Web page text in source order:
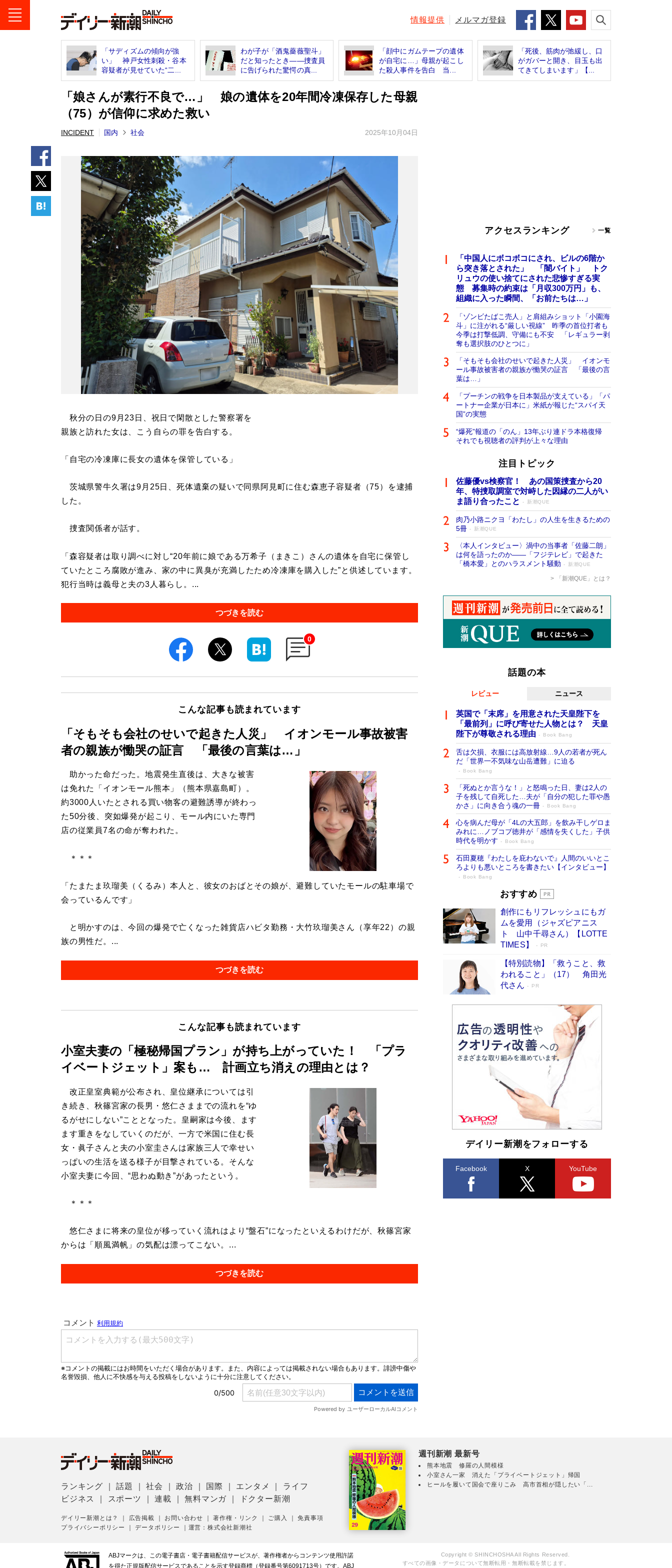
情報提供 メルマガ登録
「サディズムの傾向が強
い」 神戸女性刺殺・谷本
容疑者が見せていた“二...
わが子が「酒鬼薔薇聖斗」
だと知ったとき――捜査員
に告げられた驚愕の真...
「顔中にガムテープの遺体
が自宅に…」母親が起こし
た殺人事件を告白 当...
「死後、筋肉が弛緩し、口
がガバーと開き、目玉も出
てきてしまいます」【...
「娘さんが素行不良で…」 娘の遺体を20年間冷凍保存した母親
（75）が信仰に求めた救い
INCIDENT 国内 社会 2025年10月04日
秋分の日の9月23日、祝日で閑散とした警察署を
親族と訪れた女は、こう自らの罪を告白する。
「自宅の冷凍庫に長女の遺体を保管している」
茨城県警牛久署は9月25日、死体遺棄の疑いで同県阿見町に住む森恵子容疑者（75）を逮捕
した。
捜査関係者が話す。
「森容疑者は取り調べに対し“20年前に娘である万希子（まきこ）さんの遺体を自宅に保管し
ていたところ腐敗が進み、家の中に異臭が充満したため冷凍庫を購入した”と供述しています。
犯行当時は義母と夫の3人暮らし。...
つづきを読む
0
こんな記事も読まれています
「そもそも会社のせいで起きた人災」 イオンモール事故被害
者の親族が慟哭の証言 「最後の言葉は…」
助かった命だった。地震発生直後は、大きな被害
は免れた「イオンモール熊本」（熊本県嘉島町）。
約3000人いたとされる買い物客の避難誘導が終わっ
た50分後、突如爆発が起こり、モール内にいた専門
店の従業員7名の命が奪われた。
＊＊＊
「たまたま玖瑠美（くるみ）本人と、彼女のおばとその娘が、避難していたモールの駐車場で
会っているんです」
と明かすのは、今回の爆発で亡くなった雑貨店ハビタ勤務・大竹玖瑠美さん（享年22）の親
族の男性だ。...
つづきを読む
こんな記事も読まれています
小室夫妻の「極秘帰国プラン」が持ち上がっていた！ 「プラ
イベートジェット」案も… 計画立ち消えの理由とは？
改正皇室典範が公布され、皇位継承については引
き続き、秋篠宮家の長男・悠仁さままでの流れを“ゆ
るがせにしない”こととなった。皇嗣家は今後、ます
ます重きをなしていくのだが、一方で米国に住む長
女・眞子さんと夫の小室圭さんは家族三人で幸せい
っぱいの生活を送る様子が目撃されている。そんな
小室夫妻に今回、“思わぬ動き”があったという。
＊＊＊
悠仁さまに将来の皇位が移っていく流れはより“盤石”になったといえるわけだが、秋篠宮家
からは「順風満帆」の気配は漂ってこない。...
つづきを読む
アクセスランキング 一覧
「中国人にボコボコにされ、ビルの6階か
ら突き落とされた」 「闇バイト」 トク
リュウの使い捨てにされた悲惨すぎる実
態 募集時の約束は「月収300万円」も、
組織に入った瞬間、「お前たちは…」
「ゾンビたばこ売人」と肩組みショット「小園海
斗」に注がれる“厳しい視線” 昨季の首位打者も
今季は打撃低調、守備にも不安 「レギュラー剥
奪も選択肢のひとつに」
「そもそも会社のせいで起きた人災」 イオンモ
ール事故被害者の親族が慟哭の証言 「最後の言
葉は…」
「プーチンの戦争を日本製品が支えている」「パ
ートナー企業が日本に」米紙が報じた“スパイ天
国”の実態
“爆死”報道の「のん」13年ぶり連ドラ本格復帰
それでも視聴者の評判が上々な理由
注目トピック
佐藤優vs検察官！ あの国策捜査から20
年、特捜取調室で対峙した因縁の二人がい
ま語り合ったこと
新潮QUE
肉乃小路ニクヨ「わたし」の人生を生きるための
5冊
新潮QUE
〈本人インタビュー〉渦中の当事者「佐藤二朗」
は何を語ったのか――「フジテレビ」で起きた
「橋本愛」とのハラスメント騒動
新潮QUE
「新潮QUE」とは？
話題の本
レビュー ニュース
英国で「末席」を用意された天皇陛下を
「最前列」に呼び寄せた人物とは？ 天皇
陛下が尊敬される理由
Book Bang
舌は欠損、衣服には高放射線…9人の若者が死ん
だ「世界一不気味な山岳遭難」に迫る
Book Bang
「死ぬとか言うな！」と怒鳴った日、妻は2人の
子を残して自死した…夫が「自分の犯した罪や愚
かさ」に向き合う魂の一冊
Book Bang
心を病んだ母が「4Lの大五郎」を飲み干しゲロま
みれに…ノブコブ徳井が「感情を失くした」子供
時代を明かす
Book Bang
石田夏穂『わたしを庇わないで』人間のいいとこ
ろよりも悪いところを書きたい【インタビュー】
Book Bang
「叱って伸びるやつは、褒めたらもっと伸
た“人を育てるコツ”…芸への考え方を明か
す
Book Bang
「『火垂るの墓』は、大嘘である」原作者が抱き
続けた“自責の念”とは…「自己憐憫は描きたくな
い」監督が徹底的にこだわったこと（後編） #
戦争の記憶
Book Bang
美輪明宏 晩年の回答を集めた『ほほえんで生き
るための人生相談』がランクイン［エンターテイ
メントベストセラー］
Book Bang
「宇宙兄弟」最終46巻がベストセラー1位 宇宙
開発への関心を押し上げた18年の物語に幕 特装
版には「宇宙で描かれたマンガ」も収録
Book Bang
「不意に涙が出そうに…」高嶋政伸が明かし
た“13歳の娘を暴行する役”への葛藤 インティマ
シーコーディネーターに支えられたNHK『大奥』
Book Bang
おすすめ
創作にもリフレッシュにもガ
ムを愛用（ジャズピアニス
ト 山中千尋さん）【LOTTE
TIMES】
PR
【特別読物】「救うこと、救
われること」（17） 角田光
代さん
PR
デイリー新潮をフォローする
Facebook X YouTube
ランキング ｜話題 ｜社会 ｜政治 国際 エンタメ
ライフ
ビジネス
スポーツ ｜連載 ｜無料マンガ ドクター新潮
デイリー新潮とは？ ｜ 広告掲載 ｜ お問い合わせ ｜著作権・リンク ｜ ご購入 ｜免責事項
プライバシーポリシー
｜データポリシー ｜ 運営：株式会社新潮社
週刊新潮 最新号
熊本地震 修羅の人間模様
小室さん一家 消えた「プライベートジェット」帰国
ヒールを履いて国会で座りこみ 高市首相が隠したい「...
ABJマークは、この電子書店・電子書籍配信サービスが、著作権者からコンテンツ使用許諾
を得た正規版配信サービスであることを示す登録商標（登録番号第6091713号）です。ABJ
Copyright © SHINCHOSHA All Rights Reserved.
すべての画像・データについて無断転用・無断転載を禁じます。